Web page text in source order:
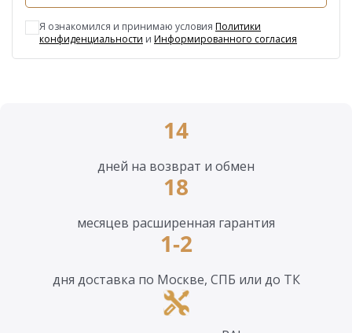
Я ознакомился и принимаю условия Политики
конфиденциальности и Информированного согласия
14
дней на возврат и обмен
18
месяцев расширенная гарантия
1-2
дня доставка по Москве, СПБ или до ТК